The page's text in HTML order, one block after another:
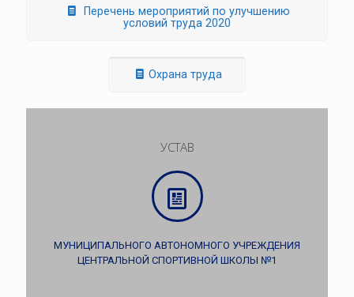
Перечень мероприятий по улучшению
условий труда 2020
Охрана труда
УСТАВ
МУНИЦИПАЛЬНОГО АВТОНОМНОГО УЧРЕЖДЕНИЯ
ЦЕНТРАЛЬНОЙ СПОРТИВНОЙ ШКОЛЫ №1